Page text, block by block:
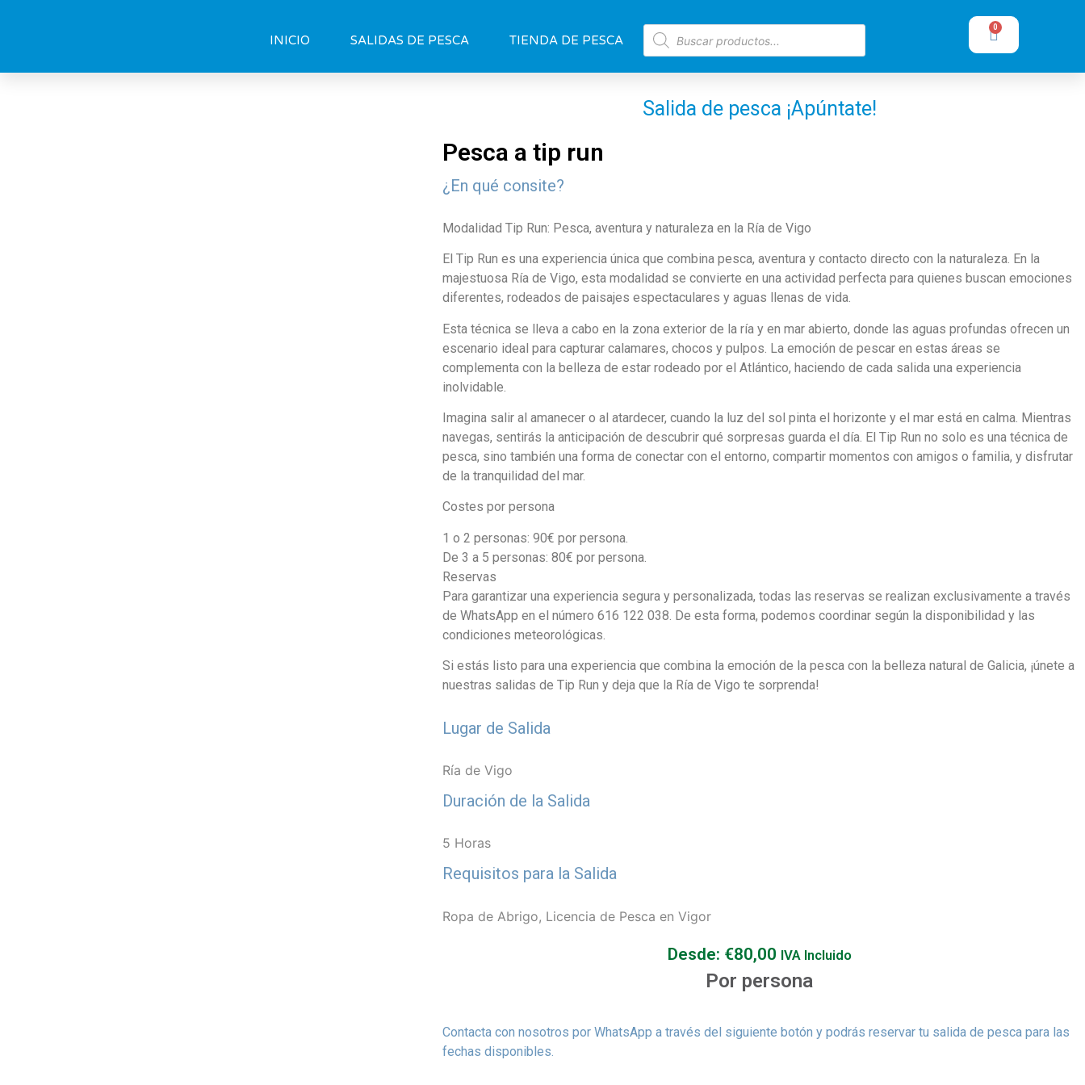
INICIO SALIDAS DE PESCA TIENDA DE PESCA
0
Salida de pesca ¡Apúntate!
Pesca a tip run
¿En qué consite?
Modalidad Tip Run: Pesca, aventura y naturaleza en la Ría de Vigo
El Tip Run es una experiencia única que combina pesca, aventura y contacto directo con la naturaleza. En la
majestuosa Ría de Vigo, esta modalidad se convierte en una actividad perfecta para quienes buscan emociones
diferentes, rodeados de paisajes espectaculares y aguas llenas de vida.
Esta técnica se lleva a cabo en la zona exterior de la ría y en mar abierto, donde las aguas profundas ofrecen un
escenario ideal para capturar calamares, chocos y pulpos. La emoción de pescar en estas áreas se
complementa con la belleza de estar rodeado por el Atlántico, haciendo de cada salida una experiencia
inolvidable.
Imagina salir al amanecer o al atardecer, cuando la luz del sol pinta el horizonte y el mar está en calma. Mientras
navegas, sentirás la anticipación de descubrir qué sorpresas guarda el día. El Tip Run no solo es una técnica de
pesca, sino también una forma de conectar con el entorno, compartir momentos con amigos o familia, y disfrutar
de la tranquilidad del mar.
Costes por persona
1 o 2 personas: 90€ por persona.
De 3 a 5 personas: 80€ por persona.
Reservas
Para garantizar una experiencia segura y personalizada, todas las reservas se realizan exclusivamente a través
de WhatsApp en el número 616 122 038. De esta forma, podemos coordinar según la disponibilidad y las
condiciones meteorológicas.
Si estás listo para una experiencia que combina la emoción de la pesca con la belleza natural de Galicia, ¡únete a
nuestras salidas de Tip Run y deja que la Ría de Vigo te sorprenda!
Lugar de Salida
Ría de Vigo
Duración de la Salida
5 Horas
Requisitos para la Salida
Ropa de Abrigo, Licencia de Pesca en Vigor
Desde: €80,00 IVA Incluido
Por persona
Contacta con nosotros por WhatsApp a través del siguiente botón y podrás reservar tu salida de pesca para las
fechas disponibles.